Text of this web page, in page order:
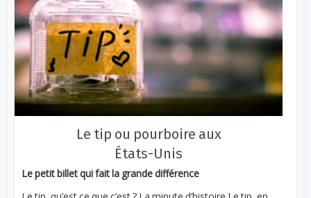
Le tip ou pourboire aux
États-Unis
Le petit billet qui fait la grande différence